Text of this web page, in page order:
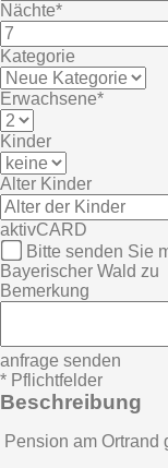
Nächte*
Kategorie
Erwachsene*
Kinder
Alter Kinder
aktivCARD
Bitte senden Sie
Bayerischer Wald zu
Bemerkung
anfrage senden
* Pflichtfelder
Beschreibung
Pension am Ortrand